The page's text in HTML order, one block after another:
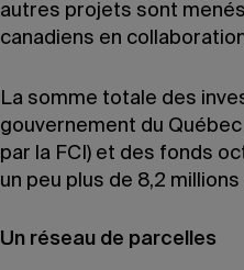
autres projets sont
canadiens en
La somme totale des
gouvernement du
par la FCI) et des fonds
un peu plus de 8,2
Un réseau de parcelles